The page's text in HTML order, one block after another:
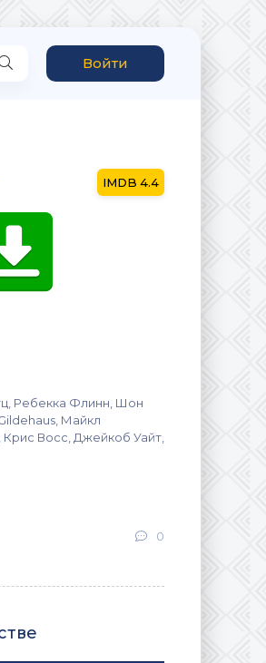
Войти
4.4
Ребекка Флинн, Шон
Майкл
Восс, Джейкоб Уайт,
0